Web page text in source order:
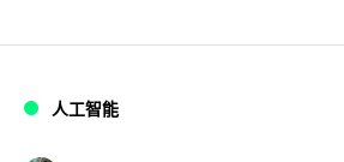
人工智能